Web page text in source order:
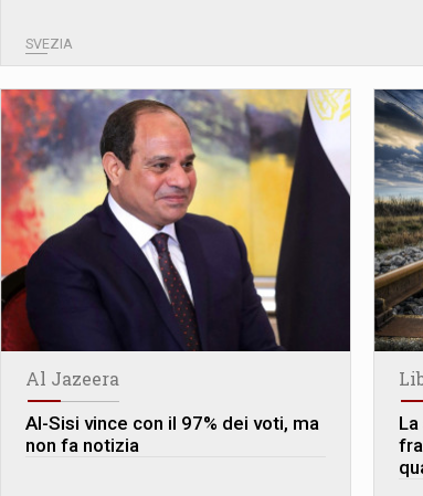
SVEZIA
Al Jazeera
Al-Sisi vince con il 97% dei voti, ma
non fa notizia